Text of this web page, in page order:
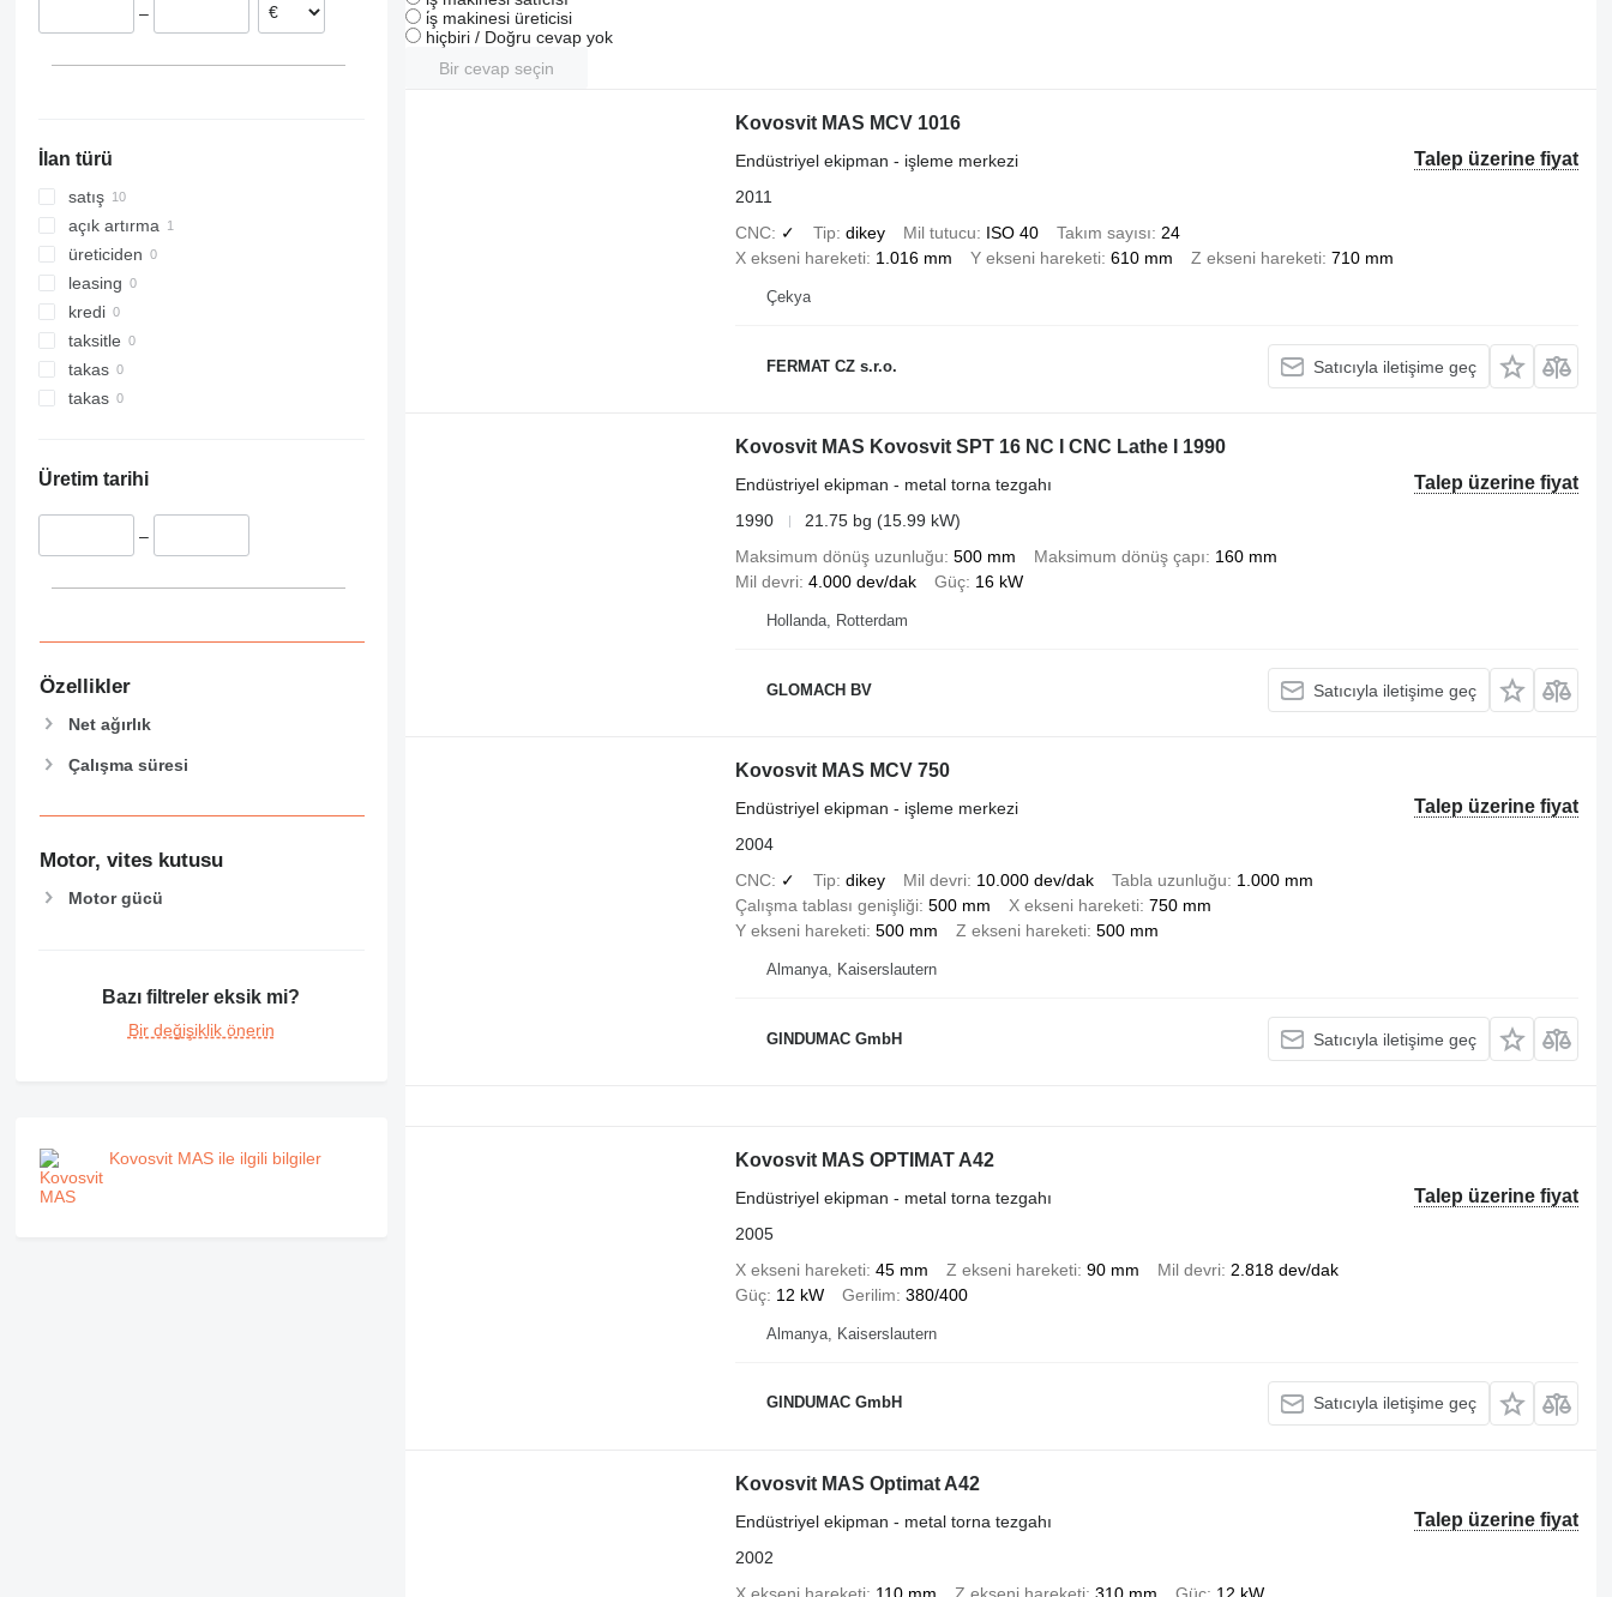
–
İlan türü
satış
açık artırma
üreticiden
leasing
kredi
taksitle
takas
takas
Üretim tarihi
–
Özellikler
Net ağırlık
Çalışma süresi
Motor, vites kutusu
Motor gücü
Bazı filtreler eksik mi?
Bir değişiklik önerin
Kovosvit MAS ile ilgili bilgiler
i̇ş makinesi üreticisi
hiçbiri / Doğru cevap yok
Bir cevap seçin
Kovosvit MAS MCV 1016
Talep üzerine fiyat
Endüstriyel ekipman - işleme merkezi
2011
CNC
✓ Tip dikey Mil tutucu ISO 40 Takım sayısı
24
X ekseni hareketi 1.016 mm Y ekseni hareketi 610 mm Z ekseni hareketi 710 mm
Çekya
FERMAT CZ s.r.o. Satıcıyla iletişime geç
Kovosvit MAS Kovosvit SPT 16 NC I CNC Lathe I 1990
Talep üzerine fiyat
Endüstriyel ekipman - metal torna tezgahı
1990
21.75 bg (15.99 kW)
Maksimum dönüş uzunluğu 500 mm Maksimum dönüş çapı
160 mm
Mil devri 4.000 dev/dak Güç 16 kW
Hollanda, Rotterdam
GLOMACH BV Satıcıyla iletişime geç
Kovosvit MAS MCV 750
Talep üzerine fiyat
Endüstriyel ekipman - işleme merkezi
2004
CNC
✓ Tip dikey Mil devri 10.000 dev/dak Tabla uzunluğu
1.000 mm
Çalışma tablası genişliği 500 mm X ekseni hareketi 750 mm
Y ekseni hareketi 500 mm Z ekseni hareketi 500 mm
Almanya, Kaiserslautern
GINDUMAC GmbH Satıcıyla iletişime geç
Kovosvit MAS OPTIMAT A42
Talep üzerine fiyat
Endüstriyel ekipman - metal torna tezgahı
2005
X ekseni hareketi 45 mm Z ekseni hareketi 90 mm Mil devri 2.818 dev/dak
Güç 12 kW Gerilim 380/400
Almanya, Kaiserslautern
GINDUMAC GmbH Satıcıyla iletişime geç
Kovosvit MAS Optimat A42
Talep üzerine fiyat
Endüstriyel ekipman - metal torna tezgahı
2002
X ekseni hareketi 110 mm Z ekseni hareketi 310 mm Güç 12 kW